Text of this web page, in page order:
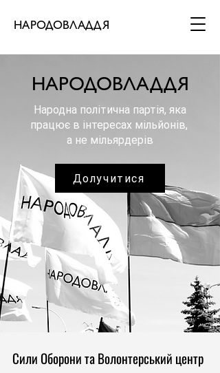
НАРОДОВЛАДДЯ
НАРОДОВЛАДДЯ
Народна політична партія, яка
працює в інтересах мільйонів,
а не мільярдерів
Долучитися
Сили Оборони та Волонтерський центр